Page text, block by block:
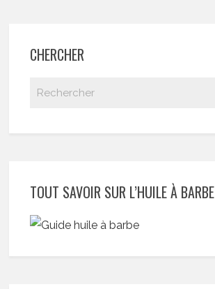
CHERCHER
TOUT SAVOIR SUR L’HUILE À BARBE